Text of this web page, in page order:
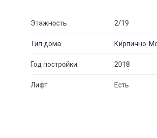
Этажность 2/19
Тип дома Кирпично-
Год постройки 2018
Лифт Есть